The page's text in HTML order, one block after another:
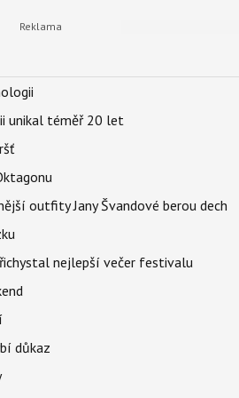
unikal téměř 20 let
outfity Jany Švandové berou dech
nejlepší večer festivalu
důkaz